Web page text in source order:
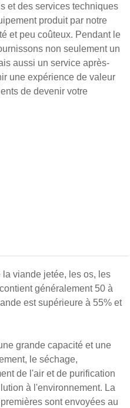
et des services techniques
produit par notre
et peu coûteux. Pendant le
non seulement un
aussi un service après-
une expérience de valeur
de devenir votre
viande jetée, les os, les
généralement 50 à
est supérieure à 55% et
grande capacité et une
le séchage,
de l'air et de purification
à l'environnement. La
sont envoyées au